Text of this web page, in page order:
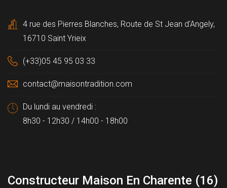
4 rue des Pierres Blanches, Route de St Jean d'Angely,
16710 Saint Yrieix
(+33)05 45 95 03 33
contact@maisontradition.com
Du lundi au vendredi :
8h30 - 12h30 / 14h00 - 18h00
Constructeur Maison En Charente (16)